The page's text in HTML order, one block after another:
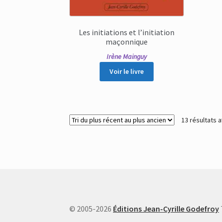
Les initiations et l’initiation
maçonnique
Irène Mainguy
Voir le livre
13 résultats
© 2005-2026 Éditions Jean-Cyrille Godefroy